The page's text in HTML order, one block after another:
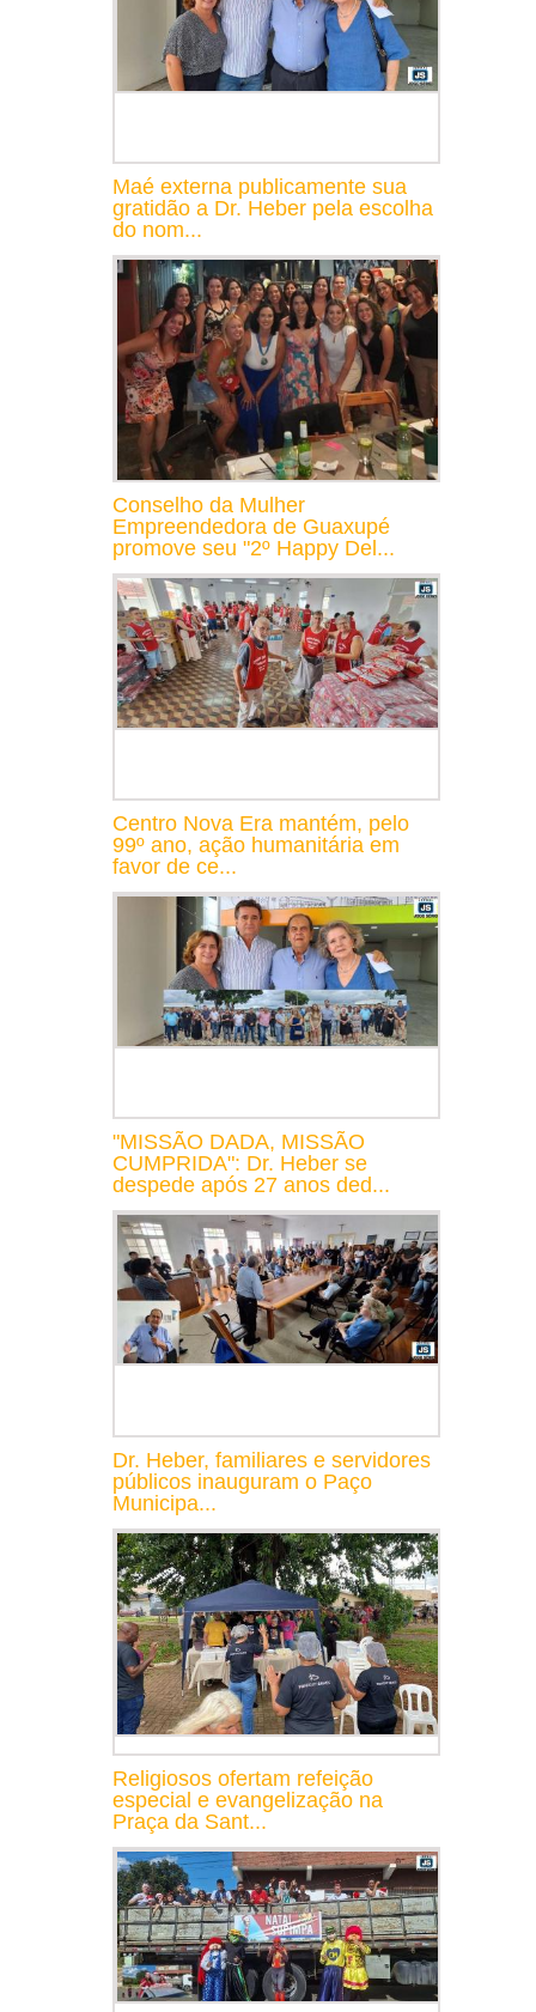
Maé externa publicamente sua
gratidão a Dr. Heber pela escolha
do nom...
Conselho da Mulher
Empreendedora de Guaxupé
promove seu "2º Happy Del...
Centro Nova Era mantém, pelo
99º ano, ação humanitária em
favor de ce...
"MISSÃO DADA, MISSÃO
CUMPRIDA": Dr. Heber se
despede após 27 anos ded...
Dr. Heber, familiares e servidores
públicos inauguram o Paço
Municipa...
Religiosos ofertam refeição
especial e evangelização na
Praça da Sant...